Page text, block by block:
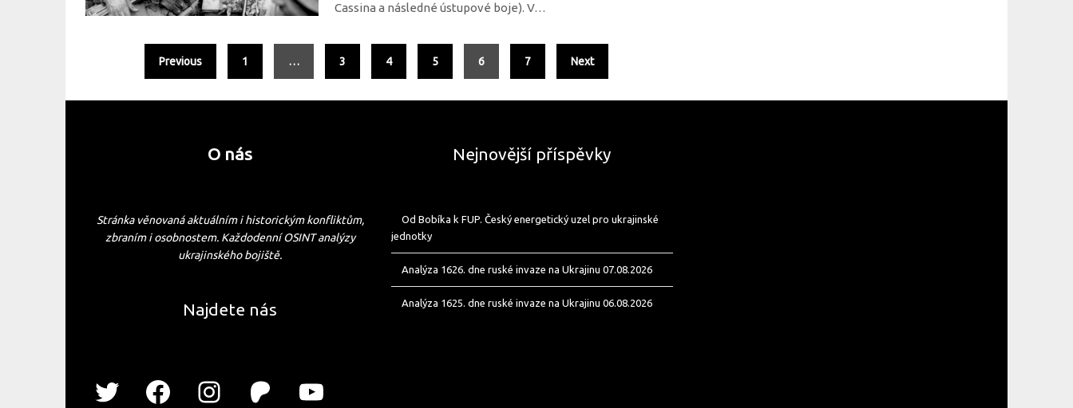
Cassina a následné ústupové boje). V…
Previous 1 … 3 4 5 6 7 Next
O nás
Stránka věnovaná aktuálním i historickým konfliktům,
zbraním i osobnostem. Každodenní OSINT analýzy
ukrajinského bojiště.
Najdete nás
Nejnovější příspěvky
Od Bobíka k FUP. Český energetický uzel pro ukrajinské
jednotky
Analýza 1626. dne ruské invaze na Ukrajinu 07.08.2026
Analýza 1625. dne ruské invaze na Ukrajinu 06.08.2026